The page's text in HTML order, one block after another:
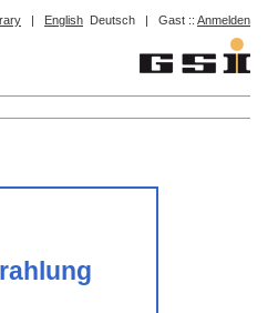
| English Deutsch | Gast :: Anmelden